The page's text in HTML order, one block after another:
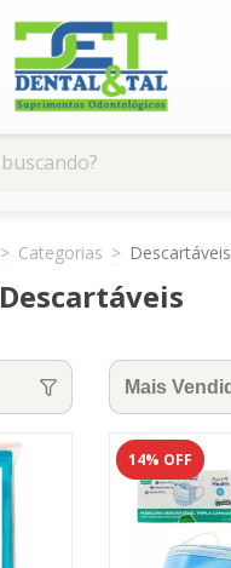
> Categorias > Descartáveis
Descartáveis
14% OFF